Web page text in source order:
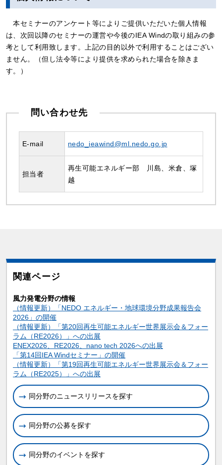
本セミナーのアンケート等によりご提供いただいた個人情報
は、次回以降のセミナーの運営や今後のIEA Windの取り組みの参
考として利用致します。上記の目的以外で利用することはござい
ません。（但し法令等により提供を求められた場合を除きま
す。）
問い合わせ先
E-mail nedo_ieawind@ml.nedo.go.jp
担当者
再生可能エネルギー部 川島、米倉、塚
越
関連ページ
風力発電分野の情報
（情報更新）「NEDO エネルギー・地球環境分野成果報告会
2026」の開催
（情報更新）「第20回再生可能エネルギー世界展示会＆フォー
ラム（RE2026）」への出展
ENEX2026、RE2026、nano tech 2026への出展
「第14回IEA Windセミナー」の開催
（情報更新）「第19回再生可能エネルギー世界展示会＆フォー
ラム（RE2025）」への出展
同分野のニュースリリースを探す
同分野の公募を探す
同分野のイベントを探す